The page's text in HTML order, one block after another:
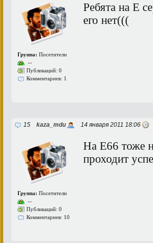
Группа: Посетители
--
Публикаций: 0
Комментариев: 1
Ребята на Е
его нет(((
15 kaza_mdu 14 января 2011 18:06
Группа: Посетители
--
Публикаций: 0
Комментариев: 10
На Е66 тоже
проходит